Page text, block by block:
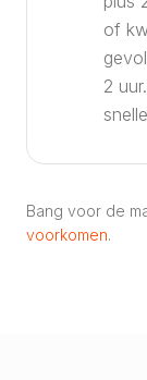
of
2
Bang voor de
voorkomen.